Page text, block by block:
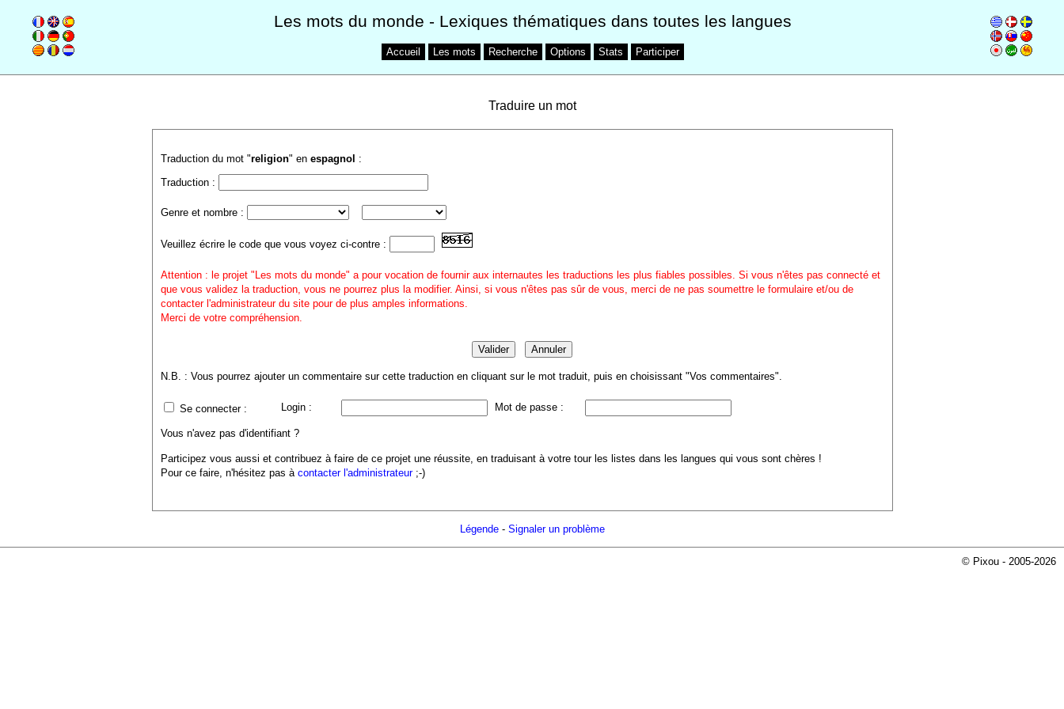
Les mots du monde - Lexiques thématiques dans toutes les langues
Accueil Les mots Recherche Options Stats Participer
Traduire un mot
Traduction du mot "religion" en espagnol :
Traduction :
Genre et nombre :
Veuillez écrire le code que vous voyez ci-contre :
Attention : le projet "Les mots du monde" a pour vocation de fournir aux internautes les traductions les plus fiables possibles. Si vous n'êtes pas connecté et
que vous validez la traduction, vous ne pourrez plus la modifier. Ainsi, si vous n'êtes pas sûr de vous, merci de ne pas soumettre le formulaire et/ou de
contacter l'administrateur du site pour de plus amples informations.
Merci de votre compréhension.
N.B. : Vous pourrez ajouter un commentaire sur cette traduction en cliquant sur le mot traduit, puis en choisissant "Vos commentaires".
Se connecter : Login : Mot de passe :
Vous n'avez pas d'identifiant ?
Participez vous aussi et contribuez à faire de ce projet une réussite, en traduisant à votre tour les listes dans les langues qui vous sont chères !
Pour ce faire, n'hésitez pas à contacter l'administrateur;-)
Légende- Signaler un problème
© Pixou - 2005-2026